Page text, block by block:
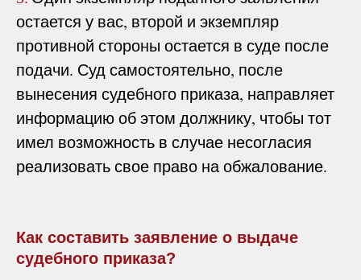
остается у вас, второй и экземпляр
противной стороны остается в суде после
подачи. Суд самостоятельно, после
вынесения судебного приказа, направляет
информацию об этом должнику, чтобы тот
имел возможность в случае несогласия
реализовать свое право на обжалование.
Как составить заявление о выдаче
судебного приказа?